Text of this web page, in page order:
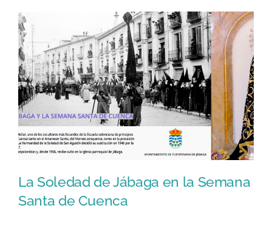
La Soledad de Jábaga en la Semana
Santa de Cuenca